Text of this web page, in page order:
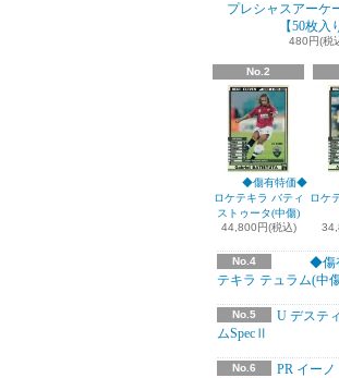
プレシャスアーケ
【50枚入
480円(税
No.2
◆傷有特価◆
ロケテキラ バティ
ストゥータ(中傷)
44,800円(税込)
ロケ
No.4
◆傷
テキラ テュラム(中
No.5
U デステ
ムSpecⅡ
No.6
PR イー